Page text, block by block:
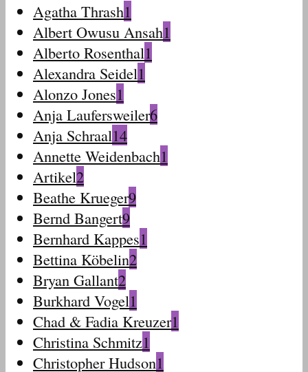
Agatha Thrash1
Albert Owusu Ansah1
Alberto Rosenthal1
Alexandra Seidel1
Alonzo Jones1
Anja Laufersweiler6
Anja Schraal14
Annette Weidenbach1
Artikel2
Beathe Krueger9
Bernd Bangert9
Bernhard Kappes1
Bettina Köbelin2
Bryan Gallant2
Burkhard Vogel1
Chad & Fadia Kreuzer1
Christina Schmitz1
Christopher Hudson1